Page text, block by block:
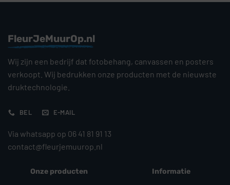
FleurJeMuurOp.nl
Wij zijn een bedrijf dat fotobehang, canvassen en posters
verkoopt. Wij bedrukken onze producten met de nieuwste
druktechnologie.
BEL E-MAIL
Via whatsapp op 06 41 81 91 13
contact@fleurjemuurop.nl
Onze producten Informatie